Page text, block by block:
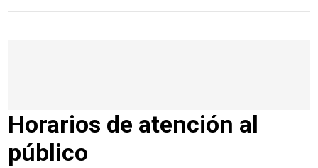
Horarios de atención al
público